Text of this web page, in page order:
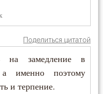
Поделиться цитатой
на замедление в
а именно поэтому
и терпение.